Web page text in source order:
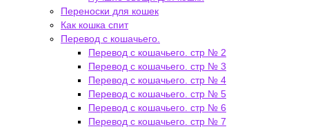
Переноски для кошек
Как кошка спит
Перевод с кошачьего.
Перевод с кошачьего. стр № 2
Перевод с кошачьего. стр № 3
Перевод с кошачьего. стр № 4
Перевод с кошачьего. стр № 5
Перевод с кошачьего. стр № 6
Перевод с кошачьего. стр № 7